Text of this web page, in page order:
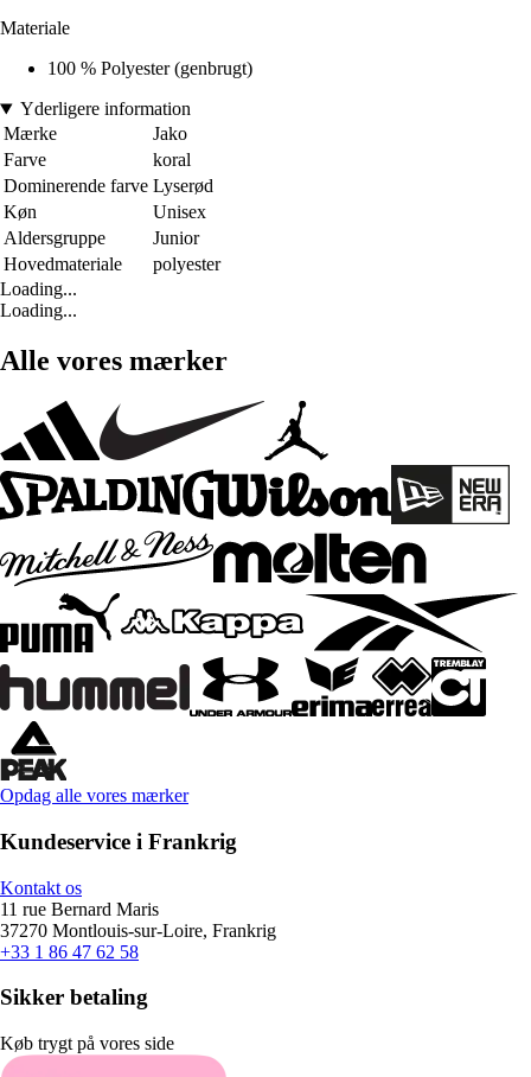
Materiale
100 % Polyester (genbrugt)
Yderligere information
Mærke
Jako
Farve
koral
Dominerende farve Lyserød
Køn
Unisex
Aldersgruppe
Junior
Hovedmateriale
polyester
Loading...
Loading...
Alle vores mærker
Opdag alle vores mærker
Kundeservice i Frankrig
Kontakt os
11 rue Bernard Maris
37270 Montlouis-sur-Loire, Frankrig
+33 1 86 47 62 58
Sikker betaling
Køb trygt på vores side